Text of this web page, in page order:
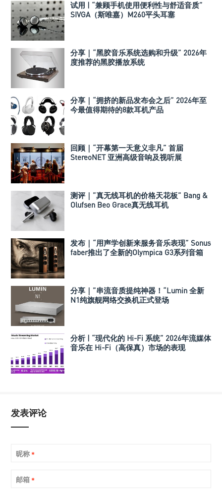
试用 | “兼顾手机使用便利性与舒适音质”
SIVGA（斯唯嘉）M260平头耳塞
分享｜“黑胶音乐系统选购和升级” 2026年
度推荐的黑胶播放系统
分享｜“拥挤的新品发布会之后” 2026年至
今最值得期待的8款耳机产品
回顾｜“开幕第一天意义非凡” 首届
StereoNET 亚洲高级音响及视听展
测评｜”真无线耳机的价格天花板” Bang &
Olufsen Beo Grace真无线耳机
发布｜“用声学创新来服务音乐表现” Sonus
faber推出了全新的Olympica G3系列音箱
分享｜”串流音质提纯神器！“Lumin 全新
N1纯旗舰网络交换机正式登场
分析 | “现代化的 Hi-Fi 系统” 2026年流媒体
音乐在 Hi-Fi（高保真）市场的表现
发表评论
昵称 *
邮箱 *